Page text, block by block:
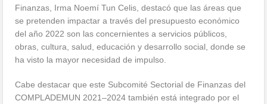
Finanzas, Irma Noemí Tun Celis, destacó que las áreas que
se pretenden impactar a través del presupuesto económico
del año 2022 son las concernientes a servicios públicos,
obras, cultura, salud, educación y desarrollo social, donde se
ha visto la mayor necesidad de impulso.
Cabe destacar que este Subcomité Sectorial de Finanzas del
COMPLADEMUN 2021–2024 también está integrado por el